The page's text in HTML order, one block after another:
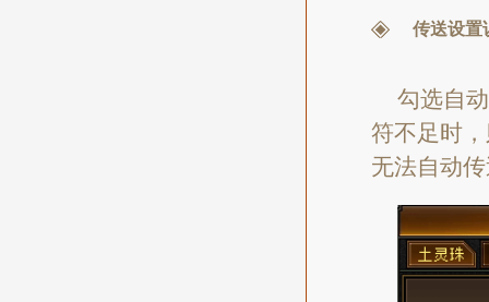
传送设置
勾选自
符不足时
无法自动